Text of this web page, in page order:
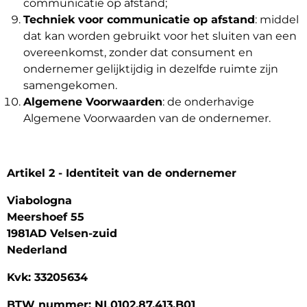
communicatie op afstand;
Techniek voor communicatie op afstand: middel
dat kan worden gebruikt voor het sluiten van een
overeenkomst, zonder dat consument en
ondernemer gelijktijdig in dezelfde ruimte zijn
samengekomen.
Algemene Voorwaarden: de onderhavige
Algemene Voorwaarden van de ondernemer.
Artikel 2 - Identiteit van de ondernemer
Viabologna
Meershoef 55
1981AD Velsen-zuid
Nederland
Kvk: 33205634